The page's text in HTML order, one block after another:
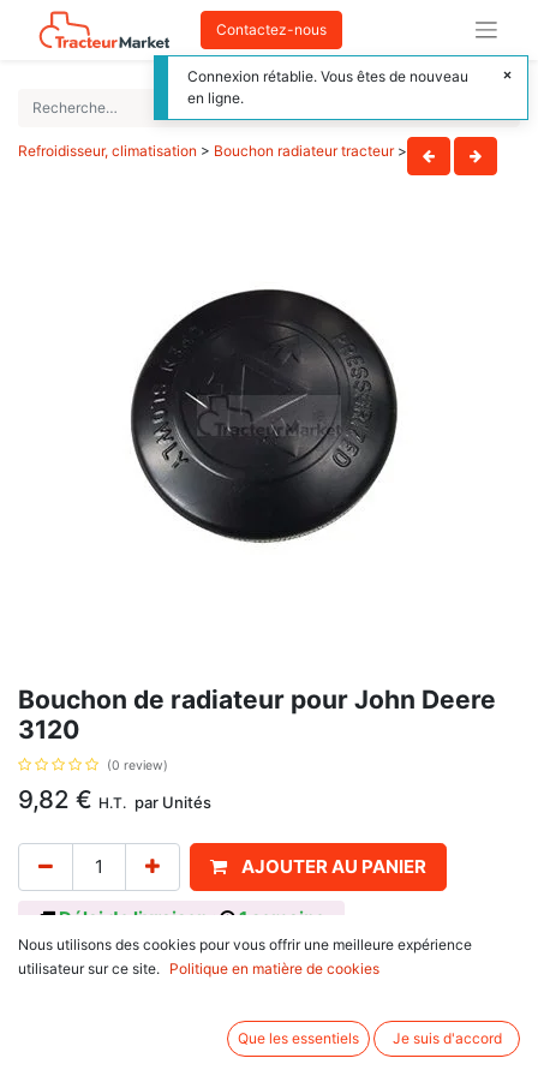
Contactez-nous
Refroidisseur, climatisation > Bouchon radiateur tracteur>
Bouchon de radiateur pour John Deere
3120
(0 review)
9,82 € H.T. par Unités
AJOUTER AU PANIER
Délai de livraison : 1 semaine
Pour John Deere : 1020, 1030, 1035, 1120, 1130, 1520, 1530, 1630, 1635,
3130, 3135, 3140, 3340, 820, 830, 930. Diamètre extérieur 89.72,
Hauteur 44, avec pour référence d'origine AT20719, AT27585
Nous utilisons des cookies pour vous offrir une meilleure expérience
utilisateur sur ce site.
Politique en matière de cookies
Que les essentiels Je suis d'accord
Connexion rétablie. Vous êtes de nouveau
en ligne.